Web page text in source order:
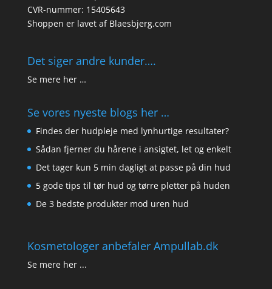
CVR-nummer: 15405643
Shoppen er lavet af Blaesbjerg.com
Det siger andre kunder….
Se mere her …
Se vores nyeste blogs her …
Findes der hudpleje med lynhurtige resultater?
Sådan fjerner du hårene i ansigtet, let og enkelt
Det tager kun 5 min dagligt at passe på din hud
5 gode tips til tør hud og tørre pletter på huden
De 3 bedste produkter mod uren hud
Kosmetologer anbefaler Ampullab.dk
Se mere her ...